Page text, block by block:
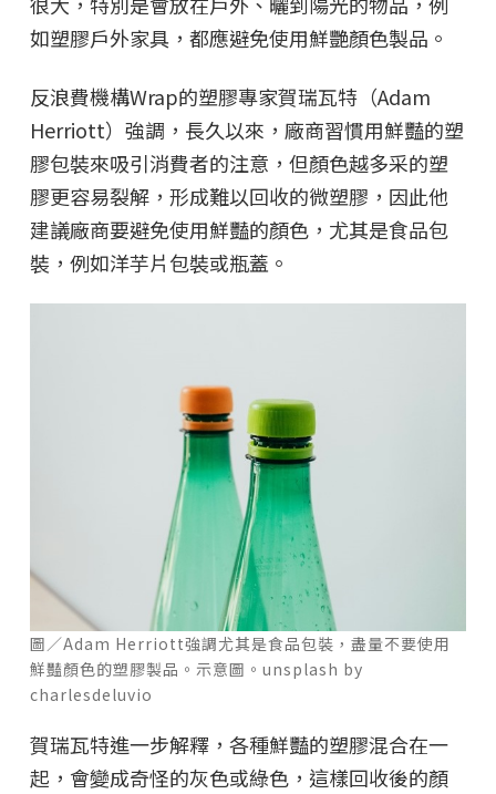
如塑膠戶外家具，都應避免使用鮮艷顏色製品。
反浪費機構Wrap的塑膠專家賀瑞瓦特（Adam
Herriott）強調，長久以來，廠商習慣用鮮豔的塑
膠包裝來吸引消費者的注意，但顏色越多采的塑
膠更容易裂解，形成難以回收的微塑膠，因此他
建議廠商要避免使用鮮豔的顏色，尤其是食品包
裝，例如洋芋片包裝或瓶蓋。
圖／Adam Herriott強調尤其是食品包裝，盡量不要使用
鮮豔顏色的塑膠製品。示意圖。unsplash by
charlesdeluvio
賀瑞瓦特進一步解釋，各種鮮豔的塑膠混合在一
起，會變成奇怪的灰色或綠色，這樣回收後的顏